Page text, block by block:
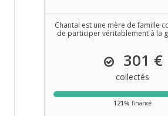
Chantal est une mère de famille
de participer véritablement à la
301 €
collectés
121% financé